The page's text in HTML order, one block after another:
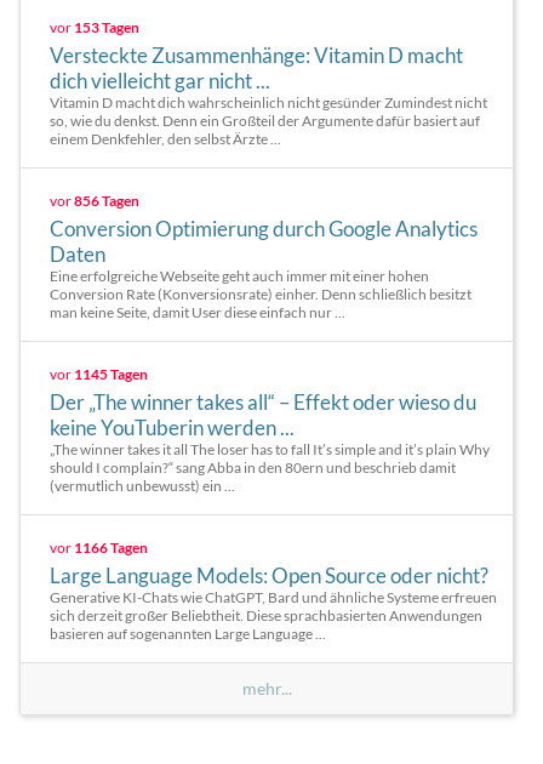
vor 153 Tagen
Versteckte Zusammenhänge: Vitamin D macht
dich vielleicht gar nicht ...
Vitamin D macht dich wahrscheinlich nicht gesünder Zumindest nicht
so, wie du denkst. Denn ein Großteil der Argumente dafür basiert auf
einem Denkfehler, den selbst Ärzte ...
vor856 Tagen
Conversion Optimierung durch Google Analytics
Daten
Eine erfolgreiche Webseite geht auch immer mit einer hohen
Conversion Rate (Konversionsrate) einher. Denn schließlich besitzt
man keine Seite, damit User diese einfach nur ...
vor 1145 Tagen
Der „The winner takes all“ – Effekt oder wieso du
keine YouTuberin werden ...
„The winner takes it all The loser has to fall It’s simple and it’s plain Why
should I complain?“ sang Abba in den 80ern und beschrieb damit
(vermutlich unbewusst) ein ...
vor 1166 Tagen
Large Language Models: Open Source oder nicht?
Generative KI-Chats wie ChatGPT, Bard und ähnliche Systeme erfreuen
sich derzeit großer Beliebtheit. Diese sprachbasierten Anwendungen
basieren auf sogenannten Large Language ...
mehr...